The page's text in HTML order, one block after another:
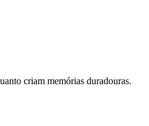
criam memórias duradouras.